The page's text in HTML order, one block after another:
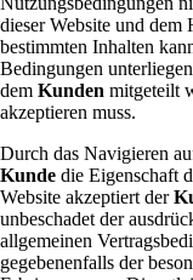
dieser Website und dem
bestimmten Inhalten
Bedingungen
dem Kunden mitgeteilt
akzeptieren muss.
Durch das Navigieren
Kunde die Eigenschaft
Website akzeptiert der
unbeschadet der
allgemeinen
gegebenenfalls der